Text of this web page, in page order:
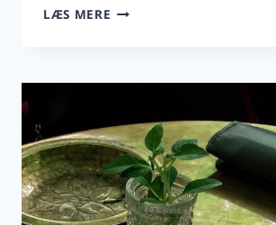
LÆS MERE THESSALONIKI:
POLI
NEM
PLAN
FOR
FØRSTEGANGSBESØGENDE